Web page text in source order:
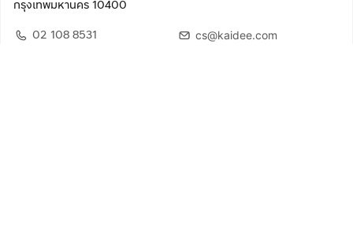
กรุงเทพมหานคร 10400
02 108 8531
cs@kaidee.com